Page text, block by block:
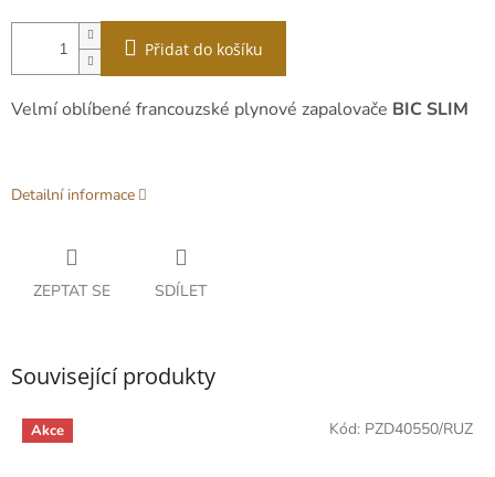
Přidat do košíku
Velmí oblíbené francouzské plynové zapalovače BIC SLIM
Detailní informace
ZEPTAT SE SDÍLET
Související produkty
Akce Kód: PZD40550/RUZ